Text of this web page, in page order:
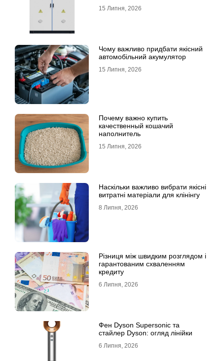
15 Липня, 2026
Чому важливо придбати якісний
автомобільний акумулятор
15 Липня, 2026
Почему важно купить
качественный кошачий
наполнитель
15 Липня, 2026
Наскільки важливо вибрати якісні
витратні матеріали для клінінгу
8 Липня, 2026
Різниця між швидким розглядом і
гарантованим схваленням
кредиту
6 Липня, 2026
Фен Dyson Supersonic та
стайлер Dyson: огляд лінійки
6 Липня, 2026